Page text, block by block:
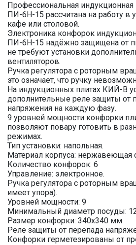
Профессиональная
ПИ-6Н-15 рассчитана на работу в
кафе или столовой.
Электроника конфорок
ПИ-6Н-15 надёжно защищена от
не требуют установки
вентиляторов.
Ручка регулятора с роторным
это означает, что ручку
На индукционных плитах КИЙ-В
дополнительные реле защиты от
напряжения на каждую фазу.
9 уровней мощности конфорки
позволяют повару готовить в
режимах.
Тип установки: напольная.
Материал корпуса: нержавеющая
Количество конфорок: 6
Управление: электронное.
Ручка регулятора с роторным
имеет упора).
Уровней мощности: 9
Минимальный диаметр посуды:
Размер конфорки: 340х340 мм.
Реле защиты от перепада
Конфорки герметезированы от